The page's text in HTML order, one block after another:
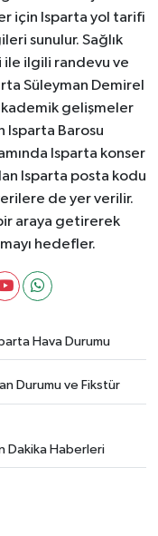
için Isparta yol tarifi
sunulur. Sağlık
ile ilgili randevu ve
Süleyman Demirel
gelişmeler
Isparta Barosu
Isparta konser
Isparta posta kodu
de yer verilir.
araya getirerek
hedefler.
Hava Durumu
Durumu ve Fikstür
Dakika Haberleri